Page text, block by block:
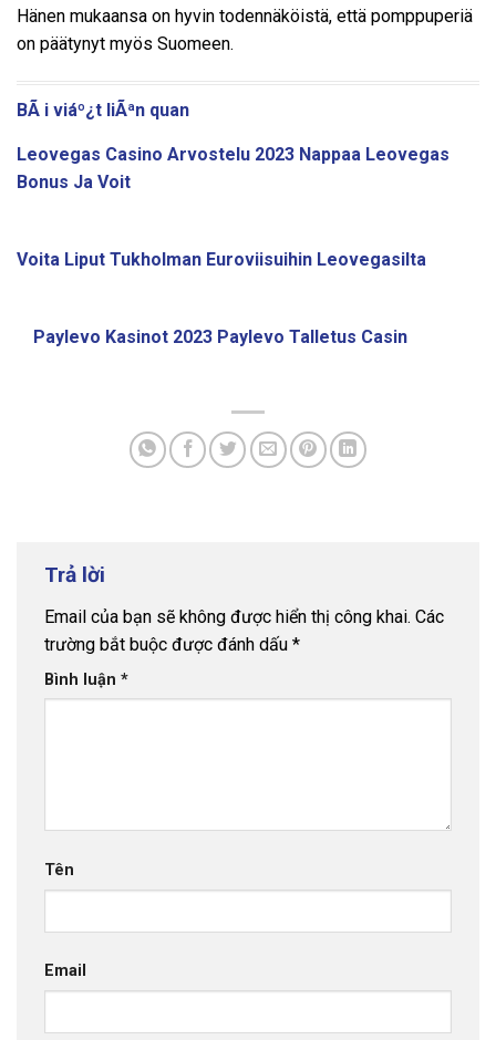
Hänen mukaansa on hyvin todennäköistä, että pomppuperiä
on päätynyt myös Suomeen.
BÃ i viáº¿t liÃªn quan
Leovegas Casino Arvostelu 2023 Nappaa Leovegas
Bonus Ja Voit
Voita Liput Tukholman Euroviisuihin Leovegasilta
Paylevo Kasinot 2023 Paylevo Talletus Casin
Trả lời
Email của bạn sẽ không được hiển thị công khai. Các
trường bắt buộc được đánh dấu *
Bình luận *
Tên
Email